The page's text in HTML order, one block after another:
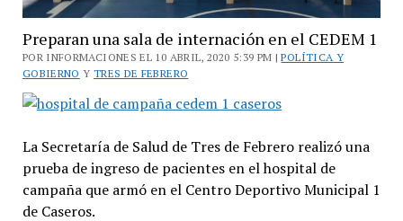
Preparan una sala de internación en el CEDEM 1
POR INFORMACIONES EL 10 ABRIL, 2020 5:39 PM |POLÍTICA Y
GOBIERNO Y TRES DE FEBRERO
La Secretaría de Salud de Tres de Febrero realizó una
prueba de ingreso de pacientes en el hospital de
campaña que armó en el Centro Deportivo Municipal 1
de Caseros.